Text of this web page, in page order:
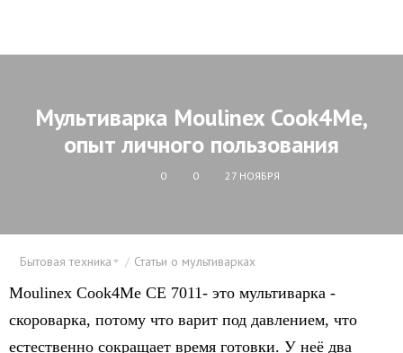
Мультиварка Moulinex Cook4Me,
опыт личного пользования
0 0 27 НОЯБРЯ
Бытовая техника Статьи о мультиварках
Moulinex Cook4Me CE 7011- это мультиварка -
скороварка, потому что варит под давлением, что
естественно сокращает время готовки. У неё два